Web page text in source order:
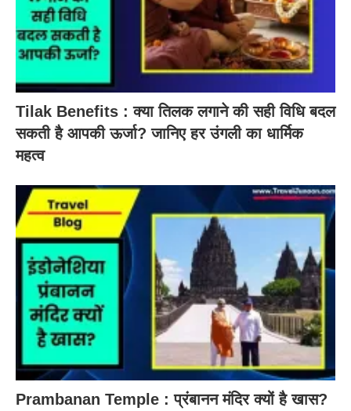
Tilak Benefits : क्या तिलक लगाने की सही विधि बदल
सकती है आपकी ऊर्जा? जानिए हर उंगली का धार्मिक
महत्व
Prambanan Temple : प्रंबानन मंदिर क्यों है खास?